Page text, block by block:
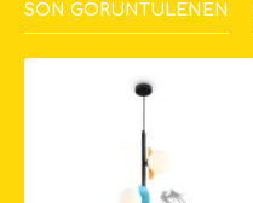
SON GÖRÜNTÜLENEN